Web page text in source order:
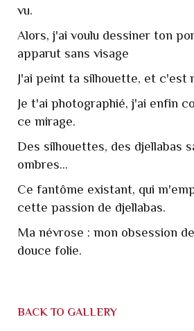
vu.
Alors, j'ai voulu dessiner ton
apparut sans visage
J'ai peint ta silhouette, et c'est
Je t'ai photographié, j'ai enfin
ce mirage.
Des silhouettes, des djellabas
ombres...
Ce fantôme existant, qui
cette passion de djellabas.
Ma névrose : mon obsession
douce folie.
BACK TO GALLERY